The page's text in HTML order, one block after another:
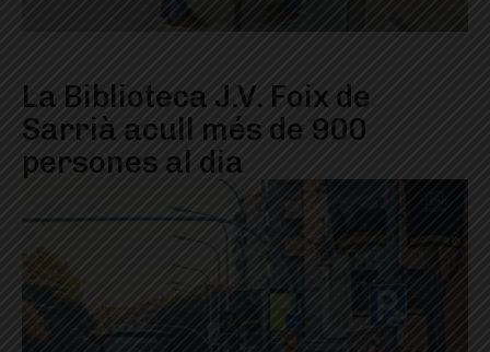
La Biblioteca J.V. Foix de
Sarrià acull més de 900
persones al dia